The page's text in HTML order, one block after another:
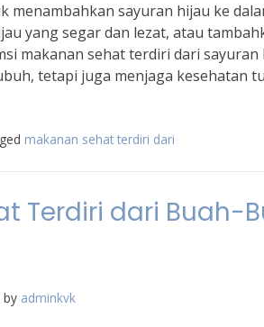
menambahkan sayuran hijau ke
yang segar dan lezat, atau
makanan sehat terdiri dari
tetapi juga menjaga kesehatan
makanan sehat terdiri dari
Terdiri dari Buah-
by adminkvk